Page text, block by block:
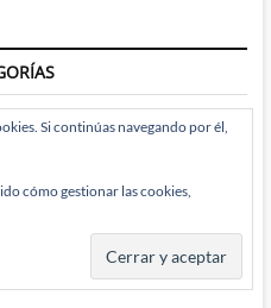
Si continúas navegando por él,
cómo gestionar las cookies,